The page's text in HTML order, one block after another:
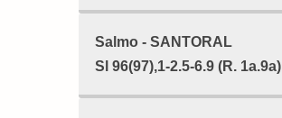
Salmo - SANTORAL
Sl 96(97),1-2.5-6.9 (R. 1a.9a)